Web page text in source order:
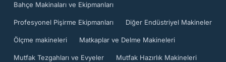
Bahçe Makinaları ve Ekipmanları
Profesyonel Pişirme Ekipmanları Diğer Endüstriyel Makineler
Ölçme makineleri Matkaplar ve Delme Makineleri
Mutfak Tezgahları ve Evyeler Mutfak Hazırlık Makineleri